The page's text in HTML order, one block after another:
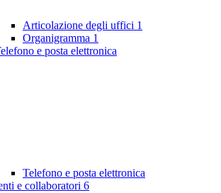
Articolazione degli uffici 1
Organigramma 1
e posta elettronica
Telefono e posta elettronica
e collaboratori 6